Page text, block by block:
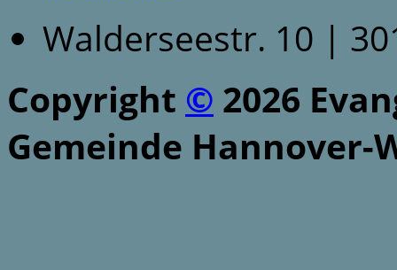
Walderseestr. 10 |
Copyright © 2026
Gemeinde Hannover-